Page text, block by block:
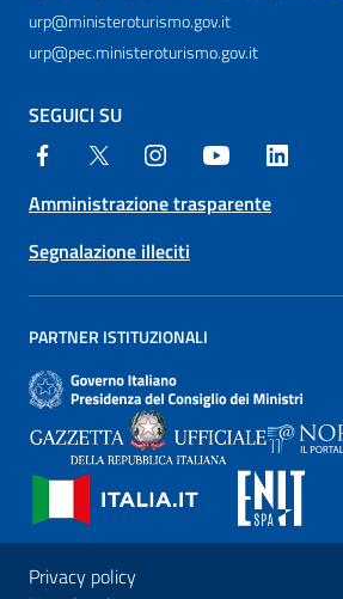
urp@ministeroturismo.gov.it
urp@pec.ministeroturismo.gov.it
SEGUICI SU
Amministrazione trasparente
Segnalazione illeciti
PARTNER ISTITUZIONALI
Privacy policy